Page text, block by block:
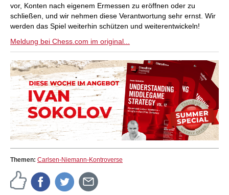
vor, Konten nach eigenem Ermessen zu eröffnen oder zu
schließen, und wir nehmen diese Verantwortung sehr ernst. Wir
werden das Spiel weiterhin schützen und weiterentwickeln!
Meldung bei Chess.com im original...
Themen: Carlsen-Niemann-Kontroverse